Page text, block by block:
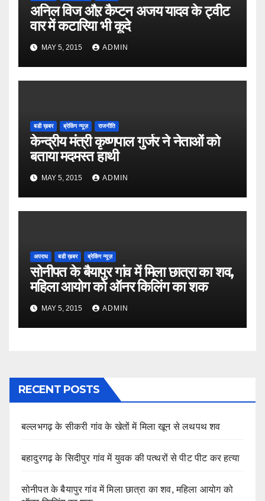
अनिल विज औऱ कैप्टन अजय यादव के ट्वीट
वार में कटारिया भी कूदे
MAY 5, 2015 ADMIN
बडी ख़बर ब्रेकिंग न्यूज़ राजनीति
केन्द्रीय मंत्री कृष्णपाल गुर्जर ने नेताओं को
बताया मदमस्त हाथी
MAY 5, 2015 ADMIN
अपराध बडी ख़बर ब्रेकिंग न्यूज़
सोनीपत के बैयापुर गांव में मिला छात्रा का शव,
महिला आयोग को ऑनर किलिंग का शक
MAY 5, 2015 ADMIN
RECENT POSTS
बल्लभगढ़ के सीकरी गांव के खेतों में मिला खून से लथपथ शव
बहादुरगढ़ के सिदीपुर गांव में युवक की पत्थरों से पीट पीट कर हत्या
सोनीपत के बैयापुर गांव में मिला छात्रा का शव, महिला आयोग को